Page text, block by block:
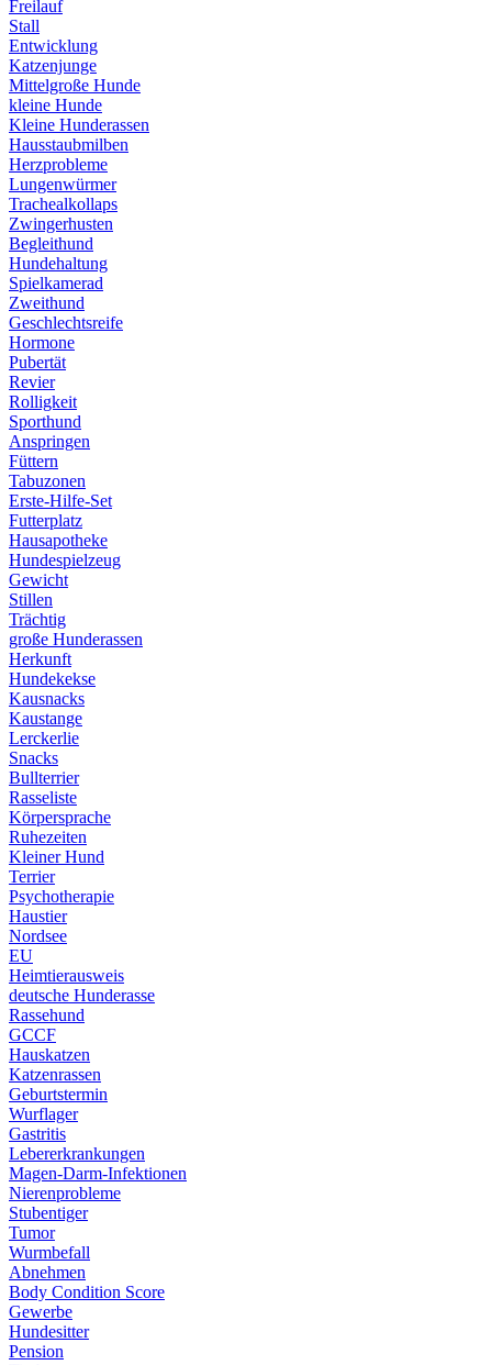
Freilauf
Stall
Entwicklung
Katzenjunge
Mittelgroße Hunde
kleine Hunde
Kleine Hunderassen
Hausstaubmilben
Herzprobleme
Lungenwürmer
Trachealkollaps
Zwingerhusten
Begleithund
Hundehaltung
Spielkamerad
Zweithund
Geschlechtsreife
Hormone
Pubertät
Revier
Rolligkeit
Sporthund
Anspringen
Füttern
Tabuzonen
Erste-Hilfe-Set
Futterplatz
Hausapotheke
Hundespielzeug
Gewicht
Stillen
Trächtig
große Hunderassen
Herkunft
Hundekekse
Kausnacks
Kaustange
Lerckerlie
Snacks
Bullterrier
Rasseliste
Körpersprache
Ruhezeiten
Kleiner Hund
Terrier
Psychotherapie
Haustier
Nordsee
EU
Heimtierausweis
deutsche Hunderasse
Rassehund
GCCF
Hauskatzen
Katzenrassen
Geburtstermin
Wurflager
Gastritis
Lebererkrankungen
Magen-Darm-Infektionen
Nierenprobleme
Stubentiger
Tumor
Wurmbefall
Abnehmen
Body Condition Score
Gewerbe
Hundesitter
Pension